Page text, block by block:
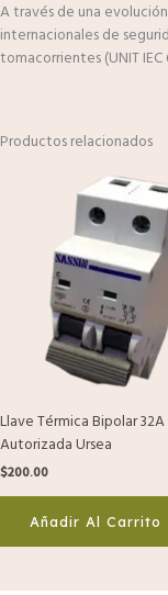
A través de una
internacionales de
tomacorrientes (UNIT IEC
Productos relacionados
Llave Térmica Bipolar 32A
Autorizada Ursea
$200.00
Añadir Al Carrito